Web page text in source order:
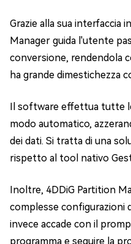
Grazie alla sua interfaccia
Manager guida l'utente
conversione, rendendola
ha grande dimestichezza
Il software effettua tutte
modo automatico,
dei dati. Si tratta di una
rispetto al tool nativo
Inoltre, 4DDiG Partition
complesse configurazioni
invece accade con il
programma e seguire la